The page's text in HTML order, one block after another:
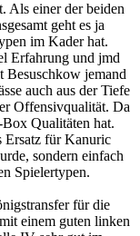
Als einer der beiden
geht es ja
im Kader hat.
Erfahrung und jmd
Besuschkow jemand
auch aus der Tiefe
Offensivqualität. Da
Qualitäten hat.
Ersatz für Kanuric
sondern einfach
Spielertypen.
für die
einem guten linken